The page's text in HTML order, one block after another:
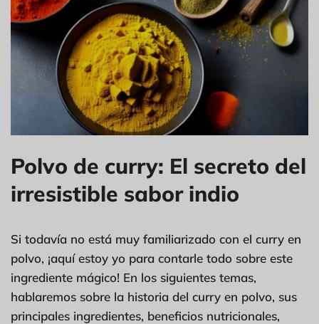
Polvo de curry: El secreto del
irresistible sabor indio
Si todavía no está muy familiarizado con el curry en
polvo, ¡aquí estoy yo para contarle todo sobre este
ingrediente mágico! En los siguientes temas,
hablaremos sobre la historia del curry en polvo, sus
principales ingredientes, beneficios nutricionales,